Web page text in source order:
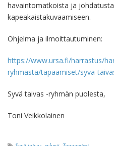
havaintomatkoista ja
kapeakaistakuvaamiseen.
Ohjelma ja ilmoittautuminen:
https://www.ursa.fi/harrastus/
ryhmasta/tapaamiset/syva-
Syvä taivas -ryhmän puolesta,
Toni Veikkolainen